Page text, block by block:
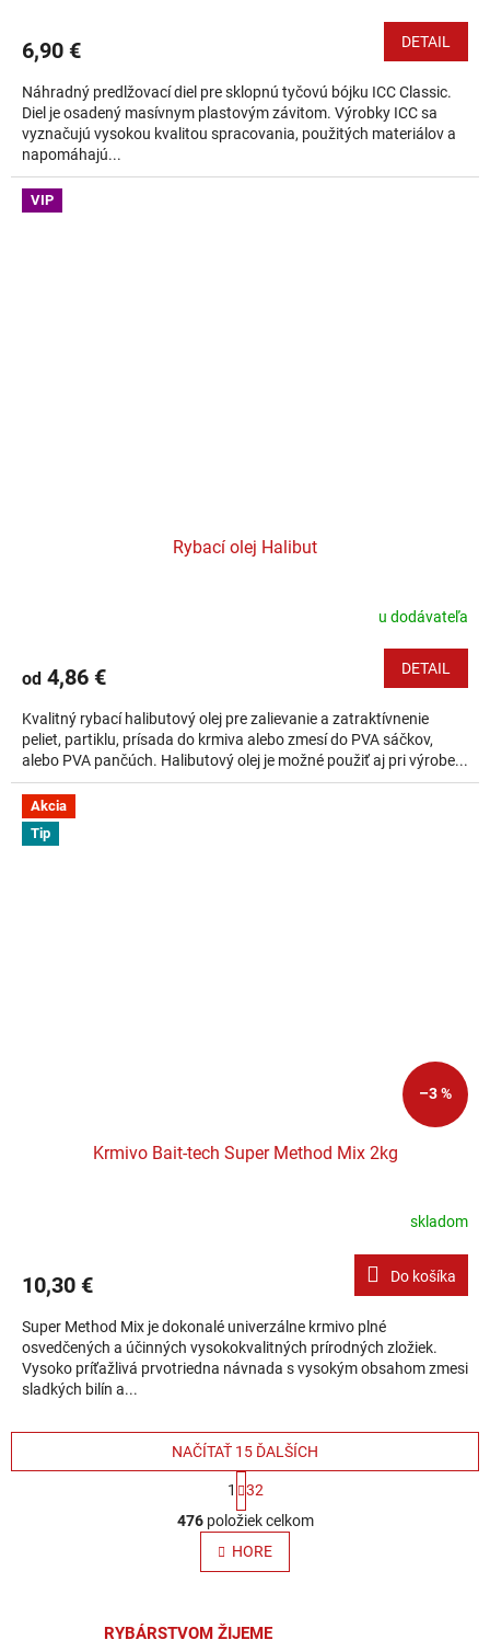
6,90 € DETAIL
Náhradný predlžovací diel pre sklopnú tyčovú bójku ICC Classic.
Diel je osadený masívnym plastovým závitom. Výrobky ICC sa
vyznačujú vysokou kvalitou spracovania, použitých materiálov a
napomáhajú...
VIP
Rybací olej Halibut
u dodávateľa
od 4,86 € DETAIL
Kvalitný rybací halibutový olej pre zalievanie a zatraktívnenie
peliet, partiklu, prísada do krmiva alebo zmesí do PVA sáčkov,
alebo PVA pančúch. Halibutový olej je možné použiť aj pri výrobe...
Akcia
Tip
–3 %
Krmivo Bait-tech Super Method Mix 2kg
skladom
10,30 € Do košíka
Super Method Mix je dokonalé univerzálne krmivo plné
osvedčených a účinných vysokokvalitných prírodných zložiek.
Vysoko príťažlivá prvotriedna návnada s vysokým obsahom zmesi
sladkých bilín a...
Ovládacie prvky výpisu
NAČÍTAŤ 15 ĎALŠÍCH
Stránkovanie
1
32
476položiek celkom
HORE
RYBÁRSTVOM ŽIJEME